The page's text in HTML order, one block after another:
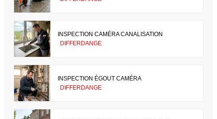
INSPECTION CAMÉRA CANALISATION
DIFFERDANGE
INSPECTION ÉGOUT CAMÉRA
DIFFERDANGE